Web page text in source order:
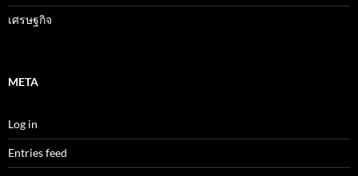
เศรษฐกิจ
META
Log in
Entries feed